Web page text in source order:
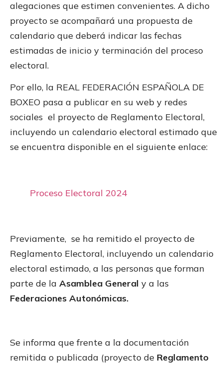
alegaciones que estimen convenientes. A dicho
proyecto se acompañará una propuesta de
calendario que deberá indicar las fechas
estimadas de inicio y terminación del proceso
electoral.
Por ello, la REAL FEDERACIÓN ESPAÑOLA DE
BOXEO pasa a publicar en su web y redes
sociales el proyecto de Reglamento Electoral,
incluyendo un calendario electoral estimado que
se encuentra disponible en el siguiente enlace:
Proceso Electoral 2024
Previamente, se ha remitido el proyecto de
Reglamento Electoral, incluyendo un calendario
electoral estimado, a las personas que forman
parte de la Asamblea General y a las
Federaciones Autonómicas.
Se informa que frente a la documentación
remitida o publicada (proyecto de Reglamento